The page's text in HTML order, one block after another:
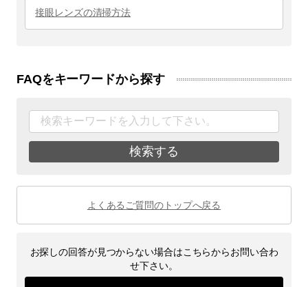
接眼レンズの清掃方法
FAQをキーワードから探す
検索する
よくあるご質問のトップへ戻る
お探しの回答が見つからない場合はこちらからお問い合わ
せ下さい。